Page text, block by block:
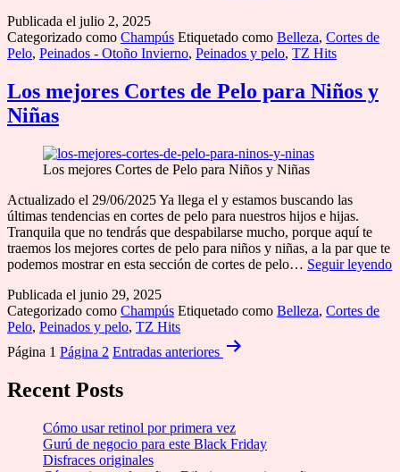
de
pelo
Mujer
Publicada el julio 2, 2025
Categorizado como Champús Etiquetado como Belleza, Cortes de
Pelo, Peinados - Otoño Invierno, Peinados y pelo, TZ Hits
Los mejores Cortes de Pelo para Niños y
Niñas
Los mejores Cortes de Pelo para Niños y Niñas
Actualizado el 29/06/2025 Ya llega el y estamos buscando las
últimas tendencias en cortes de pelo para nuestros hijos e hijas.
Tranquila que no tendrás que despabilarse mucho, porque aquí te
traemos los mejores cortes de pelo para niños y niñas, a la par que te
podemos mostrar en esta sección de cortes de pelo… Seguir leyendo
Publicada el junio 29, 2025
Categorizado como Champús Etiquetado como Belleza, Cortes de
Pelo, Peinados y pelo, TZ Hits
Paginación
entradas
Página 1 Página 2 Entradas anteriores
Recent Posts
Cómo usar retinol por primera vez
Gurú de negocio para este Black Friday
Disfraces originales